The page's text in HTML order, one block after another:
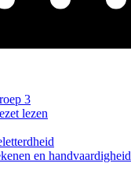
3
lezen
en handvaardigheid